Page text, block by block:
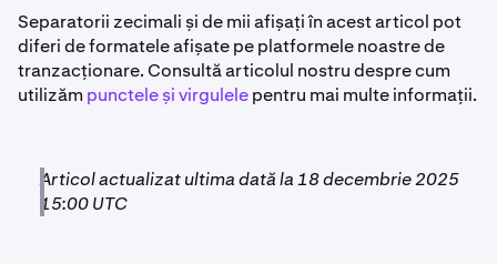
Toate valorile sunt în criptomoneda respectivă, nu
procente.
*Două versiuni de USDC sunt acceptate în prezent pe
**AVT, GENS, PICA, OTP, SXP și WETH sunt disponibile
în prezent doar pentru depuneri și retrageri, nu și pentru
tranzacționare.
Dolar american
5 USD
5 GBP
Separatorii zecimali și de mii afișați în acest articol pot
diferi de formatele afișate pe platformele noastre de
tranzacționare. Consultă articolul nostru despre cum
utilizăm punctele și virgulelepentru mai multe informații.
Articol actualizat ultima dată la 18 decembrie 2025
15:00 UTC